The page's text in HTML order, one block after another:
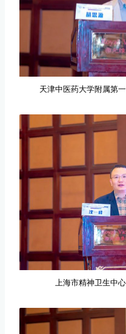
天津中医药大学附属第
上海市精神卫生中